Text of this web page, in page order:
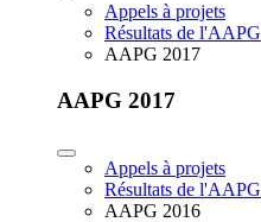
Appels à projets
Résultats de l'AAPG
AAPG 2017
AAPG 2017
Appels à projets
Résultats de l'AAPG
AAPG 2016